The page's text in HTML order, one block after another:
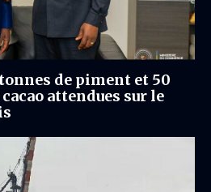
de piment et 50
attendues sur le